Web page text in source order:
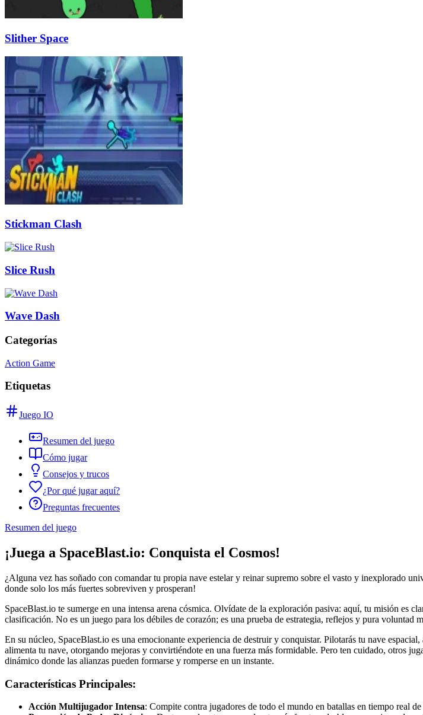
Slither Space
Stickman Clash
Slice Rush
Wave Dash
Categorías
Action Game
Etiquetas
Juego IO
Resumen del juego
Cómo jugar
Consejos y trucos
¿Por qué jugar aquí?
Preguntas frecuentes
Resumen del juego
¡Juega a SpaceBlast.io: Conquista el Cosmos!
¿Alguna vez has soñado con comandar tu propia nave estelar y reinar supremo sobre el vasto y inexplorado
donde solo los más fuertes sobreviven y prosperan!
SpaceBlast.io te sumerge en una intensa arena cósmica. Olvídate de la exploración pasiva: aquí, tu misión es
clasificación. No es un juego para los débiles de corazón; es una prueba de estrategia, reflejos y pura voluntad
En su núcleo, SpaceBlast.io es una emocionante experiencia de destruir y conquistar. Pilotarás tu nave
alimenta tu nave, otorgando mejoras y convirtiéndote en una fuerza más formidable. Pero ten cuidado, otros
dinámico donde las alianzas pueden formarse y romperse en un instante.
Características Principales:
Acción Multijugador Intensa: Compite contra jugadores de todo el mundo en batallas en tiempo real